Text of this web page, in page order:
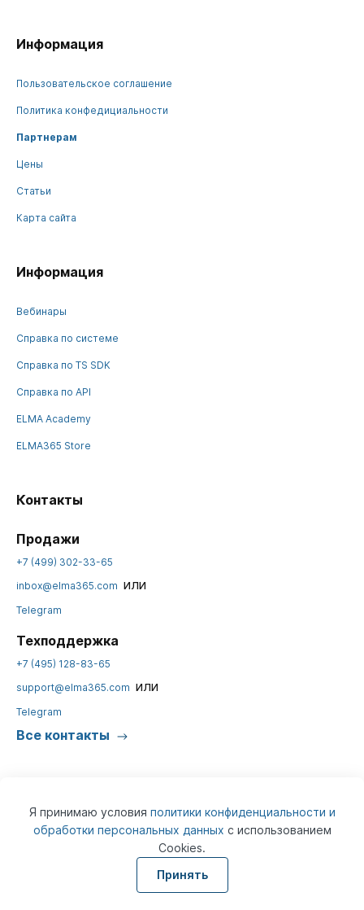
Я принимаю условия политики конфиденциальности и
обработки персональных данных с использованием
Cookies.
Принять
Информация
Пользовательское соглашение
Политика конфедициальности
Партнерам
Цены
Статьи
Карта сайта
Информация
Вебинары
Справка по системе
Справка по TS SDK
Справка по API
ELMA Academy
ELMA365 Store
Контакты
Продажи
+7 (499) 302-33-65
inbox@elma365.com или
Telegram
Техподдержка
+7 (495) 128-83-65
support@elma365.com или
Telegram
Все контакты
Информация на сайте предназначена для юридических лиц и не
является информацией, предназначенной для публичного
ознакомления потребителей.